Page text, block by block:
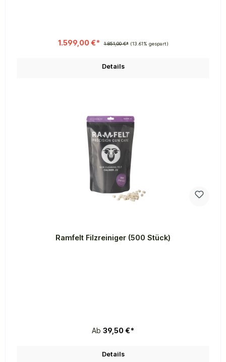
1.599,00 €* 1.851,00 €* (13.61% gespart)
Details
Ramfelt Filzreiniger (500 Stück)
Ab 39,50 €*
Details